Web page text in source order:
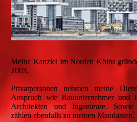
Meine Kanzlei im Norden Kölns
2003.
Privatpersonen nehmen meine
Anspruch wie Bauunternehmer und
Architekten und Ingenieure. Sowie
zählen ebenfalls zu meinen Mandanten.